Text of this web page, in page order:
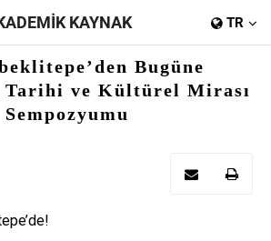
Bugüne
Tarihi ve Kültürel Mirası
Sempozyumu
KAYNAK TR